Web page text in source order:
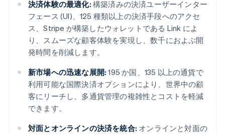
決済体験の最適化: 構築済みの決済ユーザーインター
フェース (UI)、125 種類以上の決済手段へのアクセ
ス、Stripe が構築したウォレットである Link によ
り、スムーズな顧客体験を実現し、数千におよぶ開
発時間を削減します。
新市場への迅速な展開: 195 か国、135 以上の通貨で
利用可能な国際決済オプションにより、世界中の顧
客にリーチし、多通貨管理の複雑性とコストを軽減
できます。
対面とオンラインの決済を統合: オンラインと対面の